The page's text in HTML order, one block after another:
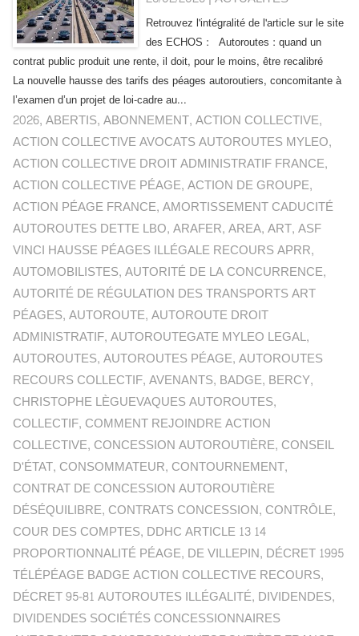
Retrouvez l'intégralité de l'article sur le site
des ECHOS : Autoroutes : quand un
contrat public produit une rente, il doit, pour le moins, être recalibré
La nouvelle hausse des tarifs des péages autoroutiers, concomitante à
l’examen d’un projet de loi-cadre au...
2026,ABERTIS,ABONNEMENT,ACTION COLLECTIVE,
ACTION COLLECTIVE AVOCATS AUTOROUTES MYLEO,
ACTION COLLECTIVE DROIT ADMINISTRATIF FRANCE,
ACTION COLLECTIVE PÉAGE,ACTION DE GROUPE,
ACTION PÉAGE FRANCE,AMORTISSEMENT CADUCITÉ
AUTOROUTES DETTE LBO,ARAFER,AREA,ART,ASF
VINCI HAUSSE PÉAGES ILLÉGALE RECOURS APRR,
AUTOMOBILISTES,AUTORITÉ DE LA CONCURRENCE,
AUTORITÉ DE RÉGULATION DES TRANSPORTS ART
PÉAGES,AUTOROUTE,AUTOROUTE DROIT
ADMINISTRATIF,AUTOROUTEGATE MYLEO LEGAL,
AUTOROUTES,AUTOROUTES PÉAGE,AUTOROUTES
RECOURS COLLECTIF,AVENANTS, BADGE, BERCY,
CHRISTOPHE LÈGUEVAQUES AUTOROUTES,
COLLECTIF, COMMENT REJOINDRE ACTION
COLLECTIVE, CONCESSION AUTOROUTIÈRE, CONSEIL
D'ÉTAT, CONSOMMATEUR, CONTOURNEMENT,
CONTRAT DE CONCESSION AUTOROUTIÈRE
DÉSÉQUILIBRE, CONTRATS CONCESSION, CONTRÔLE,
COUR DES COMPTES, DDHC ARTICLE 13 14
PROPORTIONNALITÉ PÉAGE, DE VILLEPIN, DÉCRET 1995
TÉLÉPÉAGE BADGE ACTION COLLECTIVE RECOURS,
DÉCRET 95-81 AUTOROUTES ILLÉGALITÉ, DIVIDENDES,
DIVIDENDES SOCIÉTÉS CONCESSIONNAIRES